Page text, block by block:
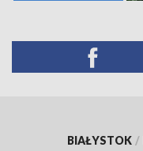
BIAŁYSTOK /